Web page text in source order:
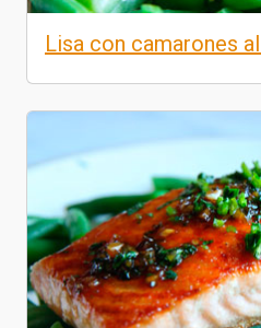
Lisa con camarones